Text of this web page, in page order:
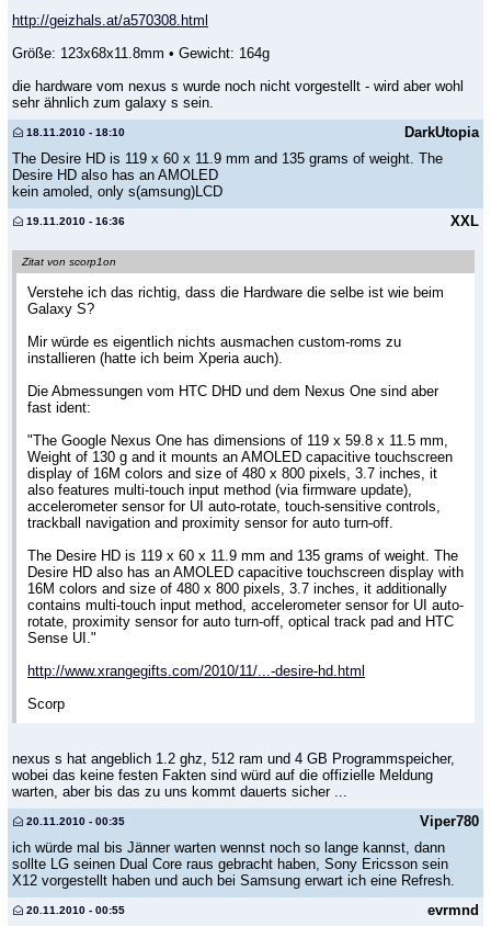
http://geizhals.at/a570308.html
Größe: 123x68x11.8mm • Gewicht: 164g
die hardware vom nexus s wurde noch nicht vorgestellt - wird aber wohl
sehr ähnlich zum galaxy s sein.
DarkUtopia
18.11.2010 - 18:10
The Desire HD is 119 x 60 x 11.9 mm and 135 grams of weight. The
Desire HD also has an AMOLED
kein amoled, only s(amsung)LCD
XXL
19.11.2010 - 16:36
Zitat von scorp1on
Verstehe ich das richtig, dass die Hardware die selbe ist wie beim
Galaxy S?
Mir würde es eigentlich nichts ausmachen custom-roms zu
installieren (hatte ich beim Xperia auch).
Die Abmessungen vom HTC DHD und dem Nexus One sind aber
fast ident:
"The Google Nexus One has dimensions of 119 x 59.8 x 11.5 mm,
Weight of 130 g and it mounts an AMOLED capacitive touchscreen
display of 16M colors and size of 480 x 800 pixels, 3.7 inches, it
also features multi-touch input method (via firmware update),
accelerometer sensor for UI auto-rotate, touch-sensitive controls,
trackball navigation and proximity sensor for auto turn-off.
The Desire HD is 119 x 60 x 11.9 mm and 135 grams of weight. The
Desire HD also has an AMOLED capacitive touchscreen display with
16M colors and size of 480 x 800 pixels, 3.7 inches, it additionally
contains multi-touch input method, accelerometer sensor for UI auto-
rotate, proximity sensor for auto turn-off, optical track pad and HTC
Sense UI."
http://www.xrangegifts.com/2010/11/...-desire-hd.html
Scorp
nexus s hat angeblich 1.2 ghz, 512 ram und 4 GB Programmspeicher,
wobei das keine festen Fakten sind würd auf die offizielle Meldung
warten, aber bis das zu uns kommt dauerts sicher ...
Viper780
20.11.2010 - 00:35
ich würde mal bis Jänner warten wennst noch so lange kannst, dann
sollte LG seinen Dual Core raus gebracht haben, Sony Ericsson sein
X12 vorgestellt haben und auch bei Samsung erwart ich eine Refresh.
evrmnd
20.11.2010 - 00:55